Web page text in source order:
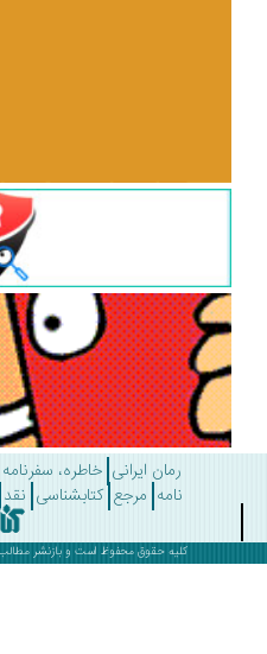
رمان ایرانی خاطره، سفرنامه و
مرجع کتابشناسی نقد بایگانی
کلیه حقوق محفوظ است و بازنشر مطالب با ذکر